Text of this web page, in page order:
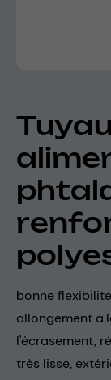
bonne
allongement à
l'écrasement,
très lisse,